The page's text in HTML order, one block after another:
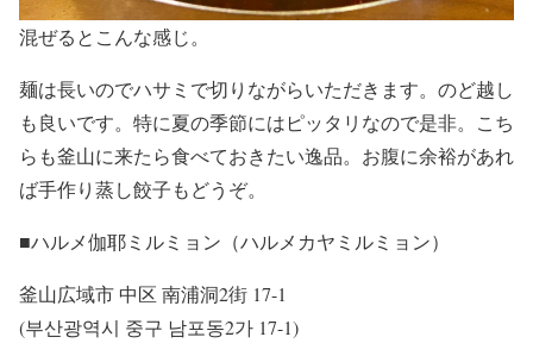
混ぜるとこんな感じ。
麺は長いのでハサミで切りながらいただきます。のど越し
も良いです。特に夏の季節にはピッタリなので是非。こち
らも釜山に来たら食べておきたい逸品。お腹に余裕があれ
ば手作り蒸し餃子もどうぞ。
■ハルメ伽耶ミルミョン（ハルメカヤミルミョン）
釜山広域市 中区 南浦洞2街 17-1
(부산광역시 중구 남포동2가 17-1)